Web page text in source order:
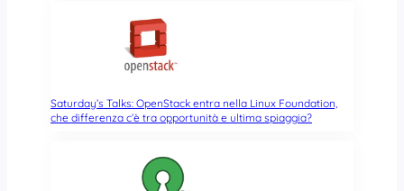
Saturday’s Talks: OpenStack entra nella Linux Foundation,
che differenza c’è tra opportunità e ultima spiaggia?